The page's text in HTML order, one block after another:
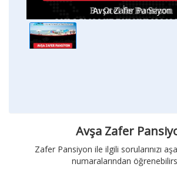
Avşa Zafer Pansiyon
Avşa Zafer
Zafer Pansiyon ile ilgili sorularınızı
numaralarından